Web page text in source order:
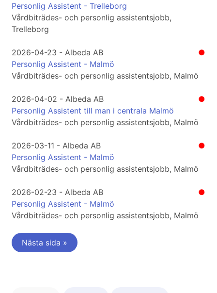
Personlig Assistent - Trelleborg
Vårdbiträdes- och personlig assistentsjobb,
Trelleborg
●
2026-04-23 - Albeda AB
Personlig Assistent - Malmö
Vårdbiträdes- och personlig assistentsjobb, Malmö
●
2026-04-02 - Albeda AB
Personlig Assistent till man i centrala Malmö
Vårdbiträdes- och personlig assistentsjobb, Malmö
●
2026-03-11 - Albeda AB
Personlig Assistent - Malmö
Vårdbiträdes- och personlig assistentsjobb, Malmö
●
2026-02-23 - Albeda AB
Personlig Assistent - Malmö
Vårdbiträdes- och personlig assistentsjobb, Malmö
Nästa sida »